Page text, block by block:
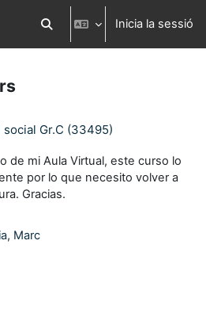
Commuta l'entrada de la cerca
Inicia la sessió
Gr.C (33495)
de mi Aula Virtual, este curso lo
por lo que necesito volver a
Gracias.
Marc